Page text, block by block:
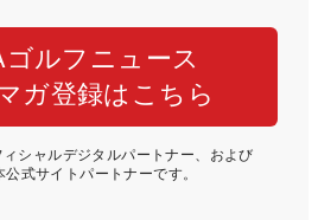
ゴルフニュース
ガ登録はこちら
シャルデジタルパートナー、および
公式サイトパートナーです。